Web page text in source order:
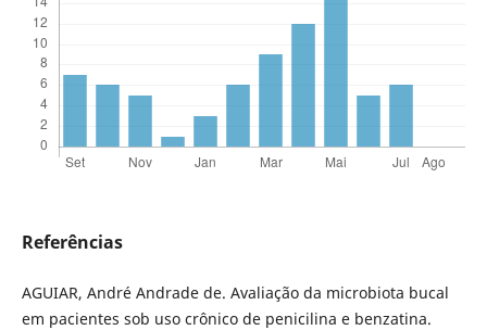
Referências
AGUIAR, André Andrade de. Avaliação da microbiota bucal
em pacientes sob uso crônico de penicilina e benzatina.